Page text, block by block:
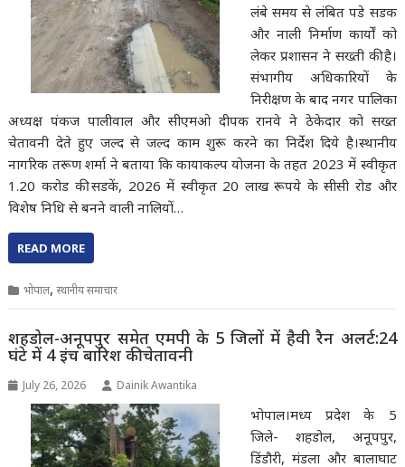
लंबे समय से लंबित पडे सडक
और नाली निर्माण कार्यों को
लेकर प्रशासन ने सख्ती की है।
संभागीय अधिकारियों के
निरीक्षण के बाद नगर पालिका
अध्यक्ष पंकज पालीवाल और सीएमओ दीपक रानवे ने ठेकेदार को सख्त
चेतावनी देते हुए जल्द से जल्द काम शुरू करने का निर्देश दिये है।स्थानीय
नागरिक तरूण शर्मा ने बताया कि कायाकल्प योजना के तहत 2023 में स्वीकृत
1.20 करोड की सडकें, 2026 में स्वीकृत 20 लाख रूपये के सीसी रोड और
विशेष निधि से बनने वाली नालियों…
READ MORE
भोपाल,स्थानीय समाचार
शहडोल-अनूपपुर समेत एमपी के 5 जिलों में हैवी रैन अलर्ट:24
घंटे में 4 इंच बारिश की चेतावनी
July 26, 2026 Dainik Awantika
भोपाल।मध्य प्रदेश के 5
जिले- शहडोल, अनूपपुर,
डिंडौरी, मंडला और बालाघाट